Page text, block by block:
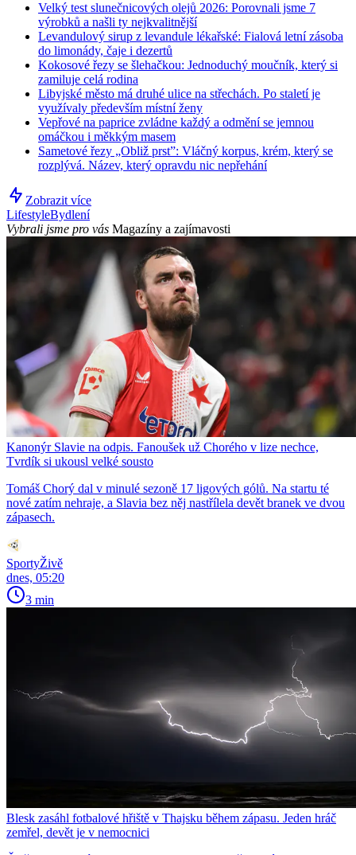
Velký test slunečnicových olejů 2026: Porovnali jsme 7
výrobků a našli ty nejkvalitnější
Levandulový sirup z levandule lékařské: Fialová letní zásoba
do limonády, čaje i dezertů
Kokosové řezy se šlehačkou: Jednoduchý moučník, který si
zamiluje celá rodina
Libyjské město má druhé ulice na střechách. Po staletí je
využívaly především místní ženy
Vepřové na paprice zvládne každý a odmění se jemnou
omáčkou i měkkým masem
Sametové řezy „Obliž prst”: Vláčný korpus, krém, který se
rozplývá. Název, který opravdu nic nepřehání
Zobrazit více
LifestyleBydlení
Vybrali jsme pro vás Magazíny a zajímavosti
Kanonýr Slavie na odpis. Fanoušek už Chorého v lize nechce,
Tvrdík si ukousl velké sousto
Tomáš Chorý dal v minulé sezoně 17 ligových gólů. Na startu té
nové zatím nehraje, a Slavia bez něj nastřílela devět branek ve dvou
zápasech.
SportyŽivě
dnes, 05:20
3 min
Blesk zasáhl fotbalové hřiště v Thajsku během zápasu. Jeden hráč
zemřel, devět je v nemocnici